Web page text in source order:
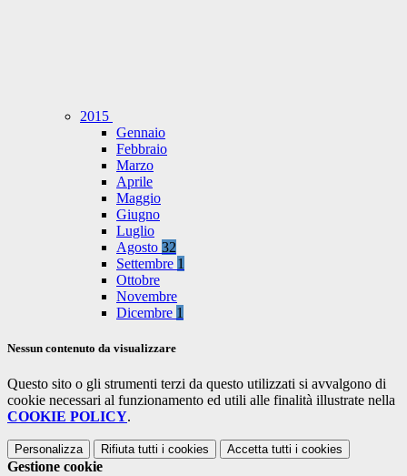
2015
Gennaio
Febbraio
Marzo
Aprile
Maggio
Giugno
Luglio
Agosto 32
Settembre 1
Ottobre
Novembre
Dicembre 1
Nessun contenuto da visualizzare
Questo sito o gli strumenti terzi da questo utilizzati si avvalgono di
cookie necessari al funzionamento ed utili alle finalità illustrate nella
COOKIE POLICY.
Personalizza Rifiuta tutti i cookies Accetta tutti i cookies
Gestione cookie